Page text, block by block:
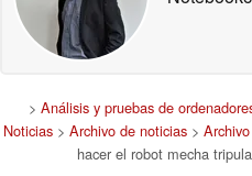
> Análisis y pruebas de
Noticias > Archivo de noticias >
hacer el robot mecha